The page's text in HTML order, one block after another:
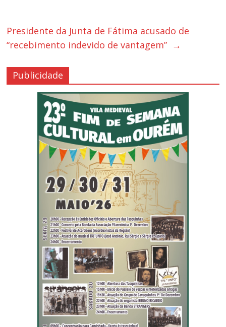
Presidente da Junta de Fátima acusado de
“recebimento indevido de vantagem” →
Publicidade